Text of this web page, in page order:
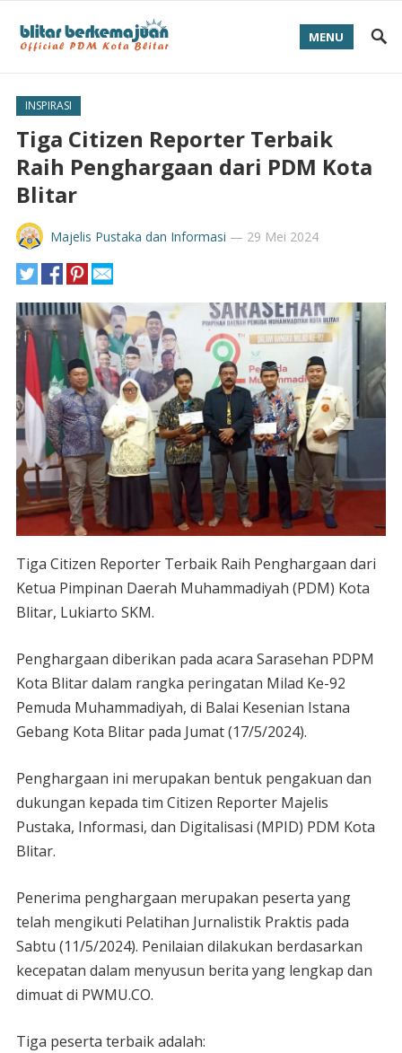
MENU
INSPIRASI
Tiga Citizen Reporter Terbaik
Raih Penghargaan dari PDM Kota
Blitar
Majelis Pustaka dan Informasi — 29 Mei 2024
Tiga Citizen Reporter Terbaik Raih Penghargaan dari
Ketua Pimpinan Daerah Muhammadiyah (PDM) Kota
Blitar, Lukiarto SKM.
Penghargaan diberikan pada acara Sarasehan PDPM
Kota Blitar dalam rangka peringatan Milad Ke-92
Pemuda Muhammadiyah, di Balai Kesenian Istana
Gebang Kota Blitar pada Jumat (17/5/2024).
Penghargaan ini merupakan bentuk pengakuan dan
dukungan kepada tim Citizen Reporter Majelis
Pustaka, Informasi, dan Digitalisasi (MPID) PDM Kota
Blitar.
Penerima penghargaan merupakan peserta yang
telah mengikuti Pelatihan Jurnalistik Praktis pada
Sabtu (11/5/2024). Penilaian dilakukan berdasarkan
kecepatan dalam menyusun berita yang lengkap dan
dimuat di PWMU.CO.
Tiga peserta terbaik adalah: